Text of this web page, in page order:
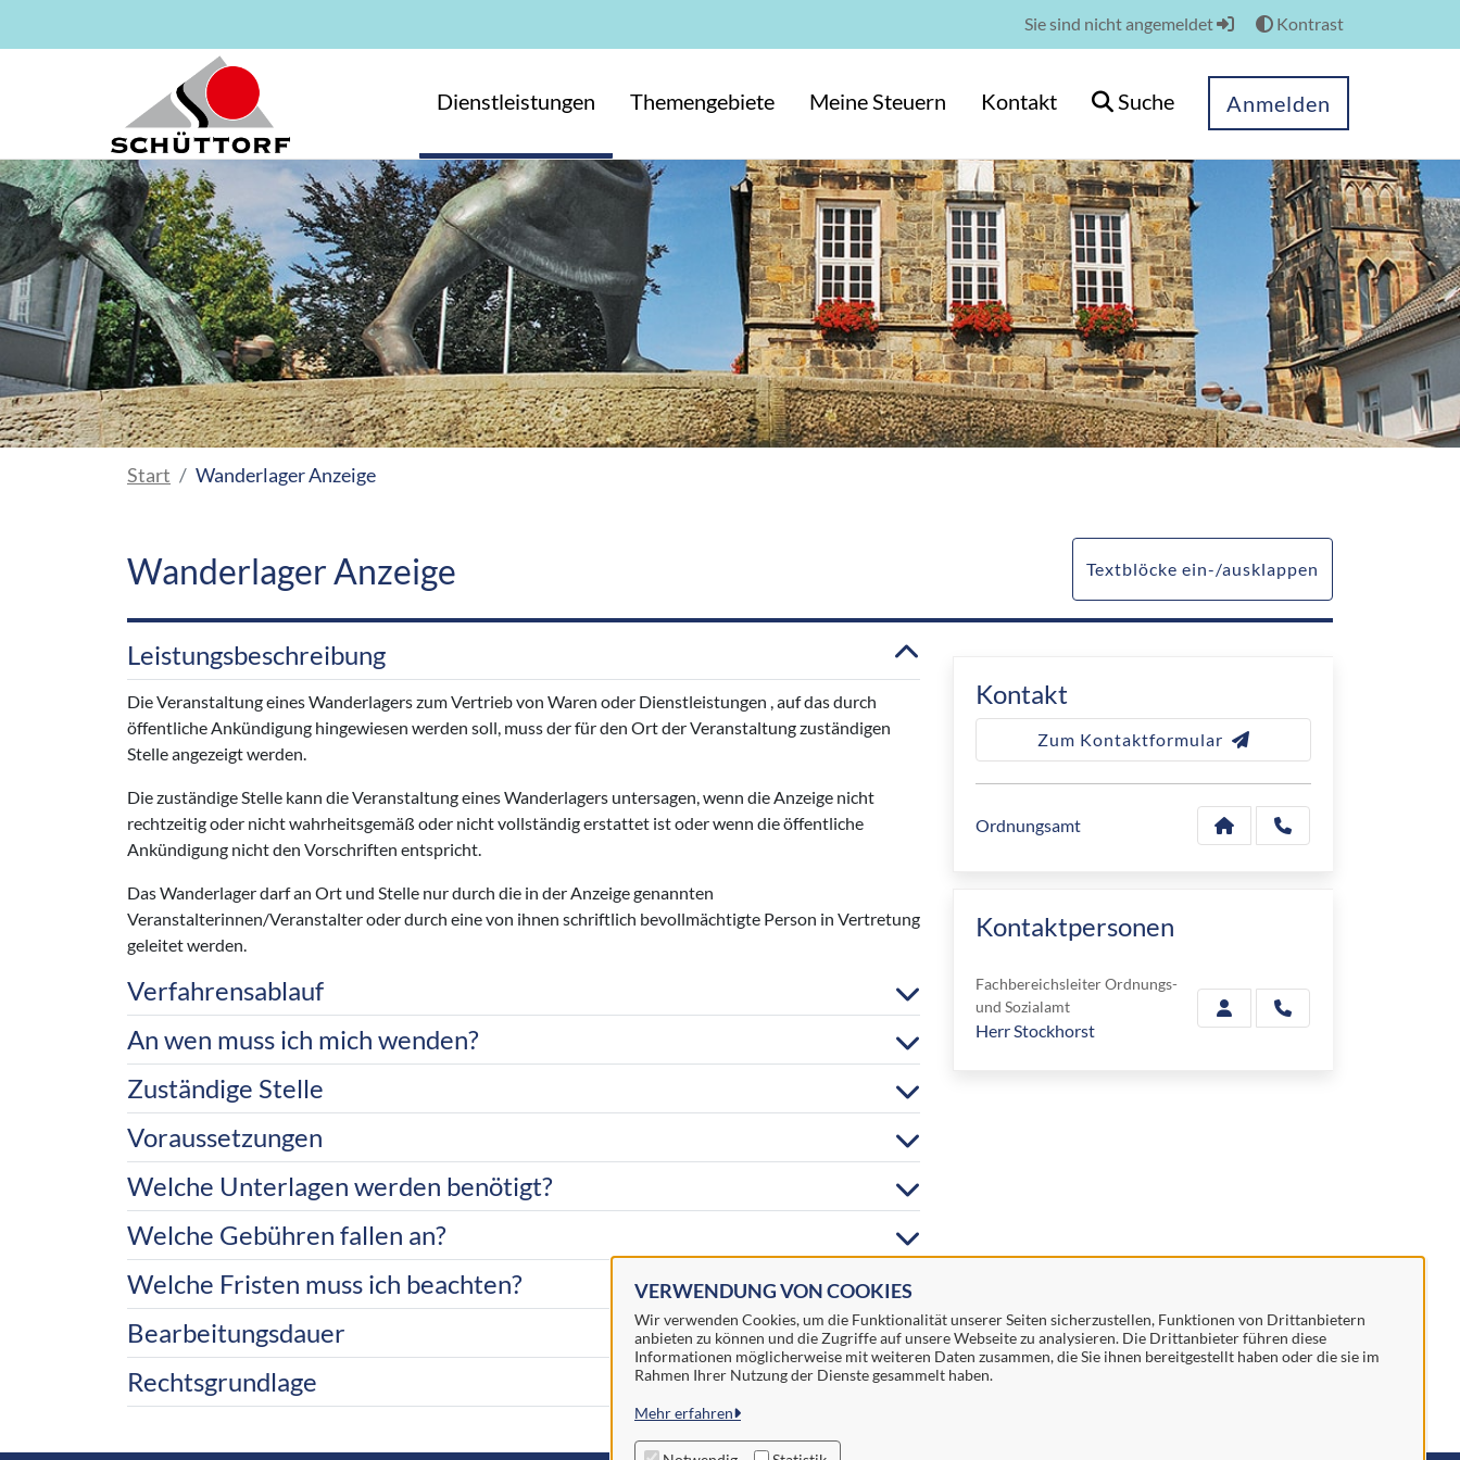
VERWENDUNG VON COOKIES
Wir verwenden Cookies, um die Funktionalität unserer Seiten sicherzustellen, Funktionen von Drittanbietern
anbieten zu können und die Zugriffe auf unsere Webseite zu analysieren. Die Drittanbieter führen diese
Informationen möglicherweise mit weiteren Daten zusammen, die Sie ihnen bereitgestellt haben oder die sie im
Rahmen Ihrer Nutzung der Dienste gesammelt haben.
Mehr erfahren
Sie sind nicht angemeldet Kontrast
Dienstleistungen Themengebiete Meine Steuern Kontakt Suche Anmelden
Start Wanderlager Anzeige
Wanderlager Anzeige Textblöcke ein-/ausklappen
Leistungsbeschreibung
Die Veranstaltung eines Wanderlagers zum Vertrieb von Waren oder Dienstleistungen , auf das durch
öffentliche Ankündigung hingewiesen werden soll, muss der für den Ort der Veranstaltung zuständigen
Stelle angezeigt werden.
Die zuständige Stelle kann die Veranstaltung eines Wanderlagers untersagen, wenn die Anzeige nicht
rechtzeitig oder nicht wahrheitsgemäß oder nicht vollständig erstattet ist oder wenn die öffentliche
Ankündigung nicht den Vorschriften entspricht.
Das Wanderlager darf an Ort und Stelle nur durch die in der Anzeige genannten
Veranstalterinnen/Veranstalter oder durch eine von ihnen schriftlich bevollmächtigte Person in Vertretung
geleitet werden.
Verfahrensablauf
An wen muss ich mich wenden?
Zuständige Stelle
Voraussetzungen
Welche Unterlagen werden benötigt?
Welche Gebühren fallen an?
Welche Fristen muss ich beachten?
Bearbeitungsdauer
Rechtsgrundlage
Kontakt
Zum Kontaktformular
Ordnungsamt
Kontaktpersonen
Fachbereichsleiter Ordnungs-
und Sozialamt
Herr Stockhorst